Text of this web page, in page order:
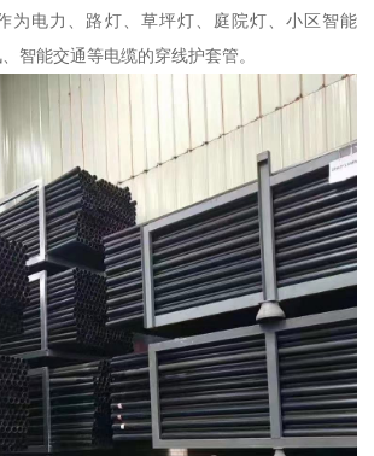
为电力、路灯、草坪灯、庭院灯、小区智能
智能交通等电缆的穿线护套管。